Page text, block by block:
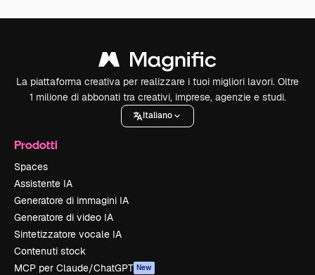
La piattaforma creativa per realizzare i tuoi migliori lavori. Oltre
1 milione di abbonati tra creativi, imprese, agenzie e studi.
Italiano
Prodotti
Spaces
Assistente IA
Generatore di immagini IA
Generatore di video IA
Sintetizzatore vocale IA
Contenuti stock
MCP per Claude/ChatGPT New